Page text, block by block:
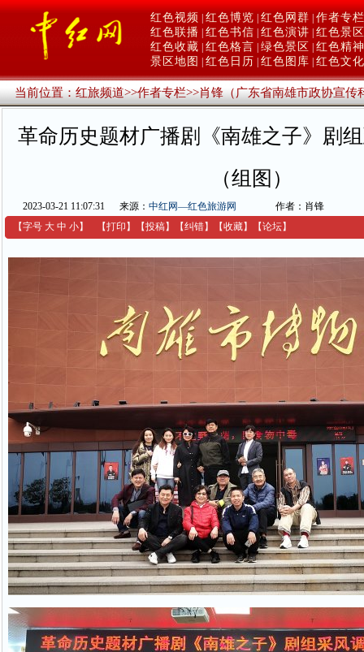
红色视频 红色博览 红色网群 作者专栏
红色联播 红色书信 红色演讲 红色景区
红色收藏 红色格言 绿色景区
红色精神
景区地图
红色日历 红色图库 红色文化
当前位置：红旅频道>>作者专栏>>肖锋（广东省南雄市政协宣传
革命历史题材广播剧《南雄之子》剧
（组图）
2023-03-21 11:07:31 来源： 中红网—红色旅游网
作者：肖锋
【字号 大 中 小】 【打印 】 【投稿】 【纠错】 【收藏】 【论坛】